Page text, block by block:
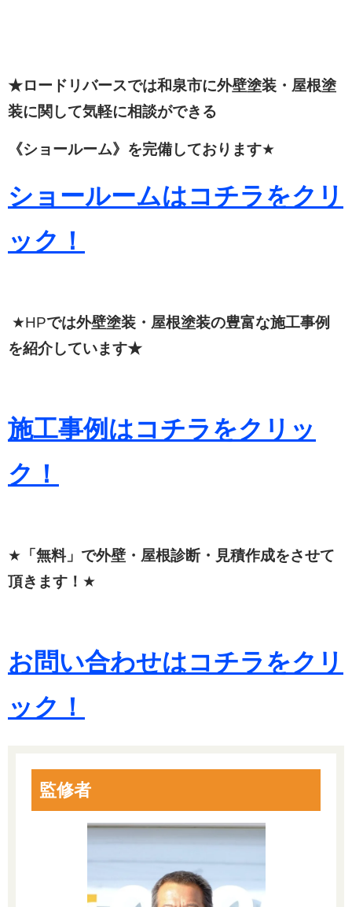
★ロードリバースでは和泉市に外壁塗装・屋根塗
装に関して気軽に相談ができる
《ショールーム》を完備しております★
ショールームはコチラをクリ
ック！
★HPでは外壁塗装・屋根塗装の豊富な施工事例
を紹介しています★
施工事例はコチラをクリッ
ク！
★ 「無料」で外壁・屋根診断・見積作成をさせて
頂きます！ ★
お問い合わせはコチラをクリ
ック！
監修者